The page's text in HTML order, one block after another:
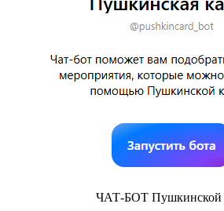
ЧАТ-БОТ Пушкинской